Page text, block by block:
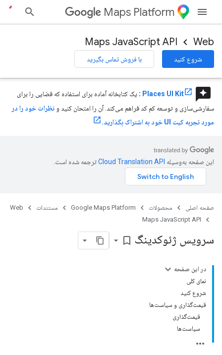
Maps Platform
Web
Maps JavaScript API
شروع کنید با فروش تماس بگیرید
reviews
Places UI Kit
: یک کتابخانه آماده برای استفاده که فضایی را برای
سفارشی‌سازی و توسعه کم کد فراهم می‌کند. آن را امتحان کنید و نظرات خود را در
مورد تجربه کیت UI خود به اشتراک بگذارید.
این صفحه به‌وسیله ترجمه شده است.
صفحه اصلی محصولات Google Maps Platform مستندات
Web
Maps JavaScript API
سرویس ژئوکدینگ bookmark_border
در این صفحه
نمای کلی
شروع کنید
قیمت‌گذاری و سیاست‌ها
قیمت‌گذاری
سیاست‌ها